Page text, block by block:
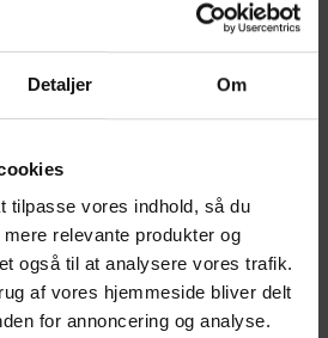
Detaljer Om
tilpasse vores indhold, så du
relevante produkter og
også til at analysere vores trafik.
af vores hjemmeside bliver delt
for annoncering og analyse.
uanset om du er på vej
eventyr. Det strømlinede
fylder eller hænger.
til racercykler
og let materiale
snavs og fugt
på uden besvær
transport og opbevaring